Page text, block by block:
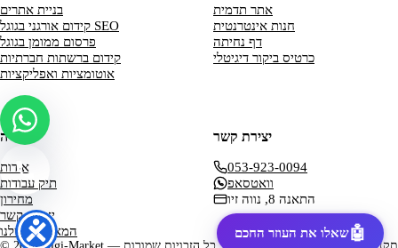
בניית אתרים
קידום אורגני בגוגל SEO
פרסום ממומן בגוגל
קידום ברשתות חברתיות
אוטומציות ואפליקציות
אתר תדמית
חנות אינטרנטית
דף נחיתה
כרטיס ביקור דיגיטלי
החברה
אודות
תיק עבודות
מחירון
יצירת קשר
המאמרים שלנו
יצירת קשר
053-923-0094
וואטסאפ
התאנה 8, נווה זיו